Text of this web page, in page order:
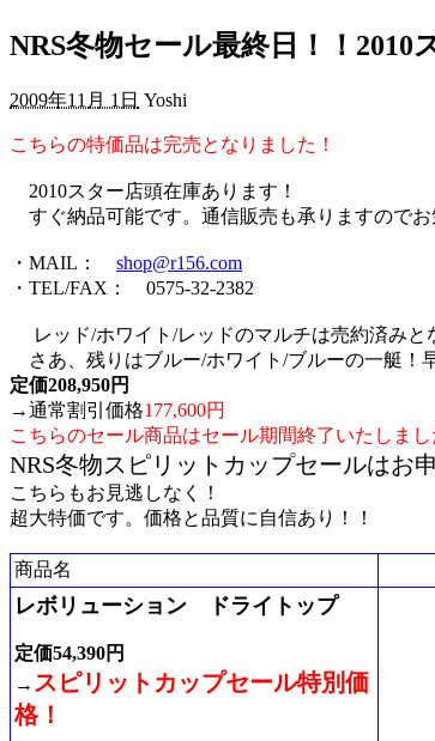
NRS冬物セール最終日！！2010
2009年11月 1日 Yoshi
こちらの特価品は完売となりました！
2010スター店頭在庫あります！
すぐ納品可能です。通信販売も承りますのでお
・MAIL： shop@r156.com
・TEL/FAX： 0575-32-2382
レッド/ホワイト/レッドのマルチは売約済みと
さあ、残りはブルー/ホワイト/ブルーの一艇！
定価208,950円
→通常割引価格177,600円
こちらのセール商品はセール期間終了いたしまし
NRS冬物スピリットカップセールはお
こちらもお見逃しなく！
超大特価です。価格と品質に自信あり！！
商品名
レボリューション ドライトップ
定価54,390円
→ スピリットカップセール特別価
格！